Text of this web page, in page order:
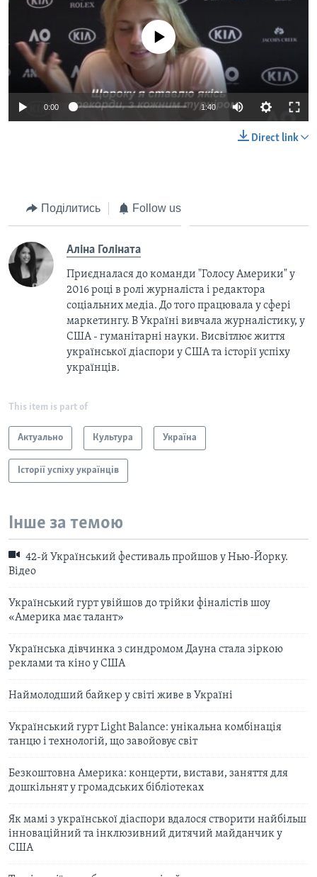
No media source currently available
0:00 1:40
Direct link
Поділитись Follow us
Аліна Голіната
Приєдналася до команди "Голосу Америки" у
2016 році в ролі журналіста і редактора
соціальних медіа. До того працювала у сфері
маркетингу. В Україні вивчала журналістику, у
США - гуманітарні науки. Висвітлює життя
української діаспори у США та історії успіху
українців.
This item is part of
Актуально Культура Україна
Історії успіху українців
Інше за темою
42-й Український фестиваль пройшов у Нью-Йорку.
Відео
Український гурт увійшов до трійки фіналістів шоу
«Америка має талант»
Українська дівчинка з синдромом Дауна стала зіркою
реклами та кіно у США
Наймолодший байкер у світі живе в Україні
Український гурт Light Balance: унікальна комбінація
танцю і технологій, що завойовує світ
Безкоштовна Америка: концерти, вистави, заняття для
дошкільнят у громадських бібліотеках
Як мамі з української діаспори вдалося створити найбільш
інноваційний та інклюзивний дитячий майданчик у
США